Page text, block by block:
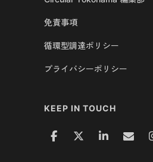
免責事項
循環型調達ポリシー
プライバシーポリシー
KEEP IN TOUCH